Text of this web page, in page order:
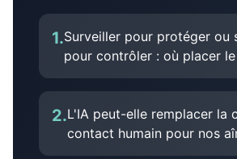
1.Surveiller pour protéger ou
pour contrôler : où placer
2.L'IA peut-elle remplacer la
contact humain pour nos